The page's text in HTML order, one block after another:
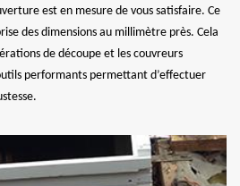
est en mesure de vous satisfaire. Ce
des dimensions au millimètre près. Cela
de découpe et les couvreurs
performants permettant d’effectuer